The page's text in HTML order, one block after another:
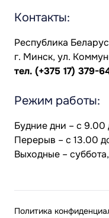
Контакты:
Республика
г. Минск, ул.
тел. (+375 17) 379-
Режим работы:
Будние дни – с 9.00
Перерыв – с 13.00
Выходные –
Политика